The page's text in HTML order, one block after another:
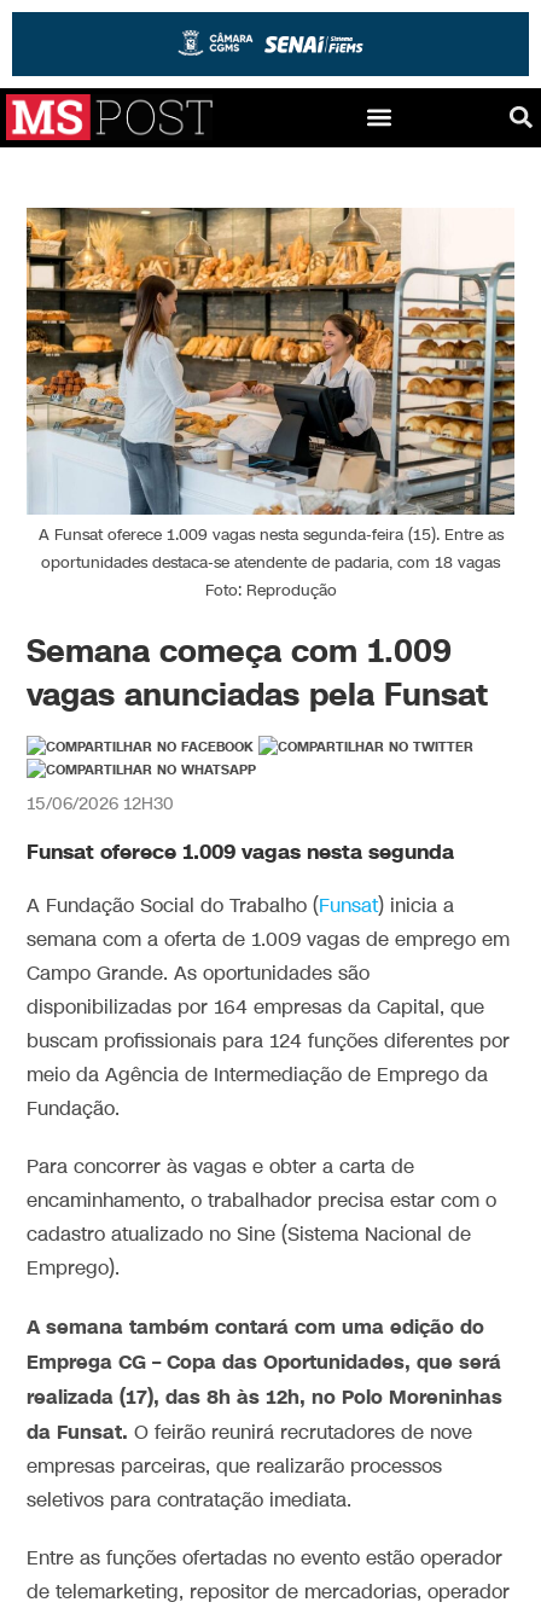
A Funsat oferece 1.009 vagas nesta segunda-feira (15). Entre as
oportunidades destaca-se atendente de padaria, com 18 vagas
Foto: Reprodução
Semana começa com 1.009
vagas anunciadas pela Funsat
15/06/2026 12H30
Funsat oferece 1.009 vagas nesta segunda
A Fundação Social do Trabalho (Funsat) inicia a
semana com a oferta de 1.009 vagas de emprego em
Campo Grande. As oportunidades são
disponibilizadas por 164 empresas da Capital, que
buscam profissionais para 124 funções diferentes por
meio da Agência de Intermediação de Emprego da
Fundação.
Para concorrer às vagas e obter a carta de
encaminhamento, o trabalhador precisa estar com o
cadastro atualizado no Sine (Sistema Nacional de
Emprego).
A semana também contará com uma edição do
Emprega CG – Copa das Oportunidades, que será
realizada (17), das 8h às 12h, no Polo Moreninhas
da Funsat. O feirão reunirá recrutadores de nove
empresas parceiras, que realizarão processos
seletivos para contratação imediata.
Entre as funções ofertadas no evento estão operador
de telemarketing, repositor de mercadorias, operador